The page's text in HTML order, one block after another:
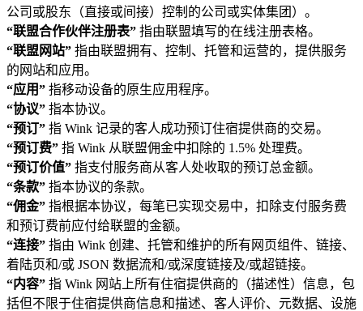
公司或股东（直接或间接）控制的公司或实体集团）。
“联盟合作伙伴注册表” 指由联盟填写的在线注册表格。
“联盟网站” 指由联盟拥有、控制、托管和运营的，提供服务
的网站和应用。
“应用” 指移动设备的原生应用程序。
“协议” 指本协议。
“预订” 指 Wink 记录的客人成功预订住宿提供商的交易。
“预订费” 指 Wink 从联盟佣金中扣除的 1.5% 处理费。
“预订价值” 指支付服务商从客人处收取的预订总金额。
“条款” 指本协议的条款。
“佣金” 指根据本协议，每笔已实现交易中，扣除支付服务费
和预订费前应付给联盟的金额。
“连接” 指由 Wink 创建、托管和维护的所有网页组件、链接、
着陆页和/或 JSON 数据流和/或深度链接及/或超链接。
“内容” 指 Wink 网站上所有住宿提供商的（描述性）信息，包
括但不限于住宿提供商信息和描述、客人评价、元数据、设施